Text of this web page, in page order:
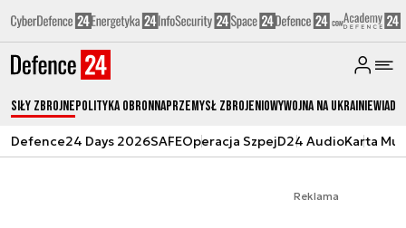
Siły zbrojnePolityka obronnaPrzemysł ZbrojeniowyWojna na Ukrainie
Defence24 Days 2026SAFEOperacja SzpejD24 AudioKarta
Reklama